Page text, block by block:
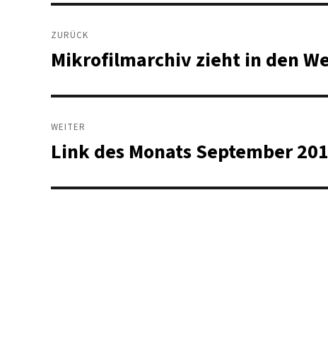
Beitragsnavigation
ZURÜCK
Vorheriger
Mikrofilmarchiv zieht in den
WEITER
Nächster
Link des Monats September